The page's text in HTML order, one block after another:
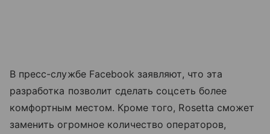
В пресс-службе Facebook заявляют, что эта
разработка позволит сделать соцсеть более
комфортным местом. Кроме того, Rosetta сможет
заменить огромное количество операторов,